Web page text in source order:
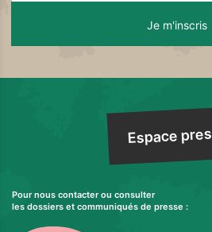
Espace
Pour nous contacter ou consulter
les dossiers et communiqués de presse :